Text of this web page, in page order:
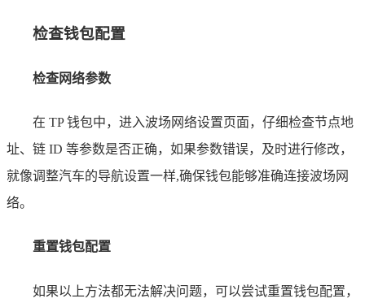
检查钱包配置
检查网络参数
在 TP 钱包中，进入波场网络设置页面，仔细检查节点地
址、链 ID 等参数是否正确，如果参数错误，及时进行修改，
就像调整汽车的导航设置一样,确保钱包能够准确连接波场网
络。
重置钱包配置
如果以上方法都无法解决问题，可以尝试重置钱包配置，